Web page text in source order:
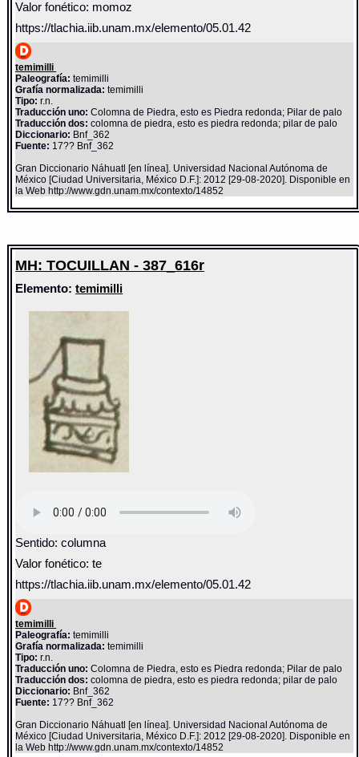
Valor fonético: momoz
https://tlachia.iib.unam.mx/elemento/05.01.42
temimilli
Paleografía: temimilli
Grafía normalizada: temimilli
Tipo: r.n.
Traducción uno: Colomna de Piedra, esto es Piedra redonda; Pilar de palo
Traducción dos: colomna de piedra, esto es piedra redonda; pilar de palo
Diccionario: Bnf_362
Fuente: 17?? Bnf_362
Gran Diccionario Náhuatl [en línea]. Universidad Nacional Autónoma de
México [Ciudad Universitaria, México D.F.]: 2012 [29-08-2020]. Disponible en
la Web http://www.gdn.unam.mx/contexto/14852
MH: TOCUILLAN - 387_616r
Elemento:temimilli
Sentido: columna
Valor fonético: te
https://tlachia.iib.unam.mx/elemento/05.01.42
temimilli
Paleografía: temimilli
Grafía normalizada: temimilli
Tipo: r.n.
Traducción uno: Colomna de Piedra, esto es Piedra redonda; Pilar de palo
Traducción dos: colomna de piedra, esto es piedra redonda; pilar de palo
Diccionario: Bnf_362
Fuente: 17?? Bnf_362
Gran Diccionario Náhuatl [en línea]. Universidad Nacional Autónoma de
México [Ciudad Universitaria, México D.F.]: 2012 [29-08-2020]. Disponible en
la Web http://www.gdn.unam.mx/contexto/14852